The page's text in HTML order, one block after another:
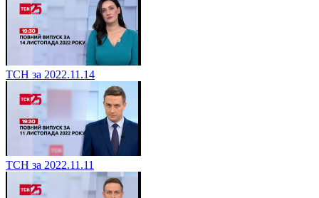
ТСН за 2022.11.14
ТСН за 2022.11.11